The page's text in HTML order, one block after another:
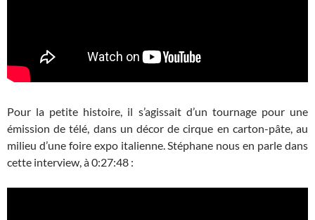
Pour la petite histoire, il s’agissait d’un tournage pour une
émission de télé, dans un décor de cirque en carton-pâte, au
milieu d’une foire expo italienne. Stéphane nous en parle dans
cette interview, à 0:27:48 :